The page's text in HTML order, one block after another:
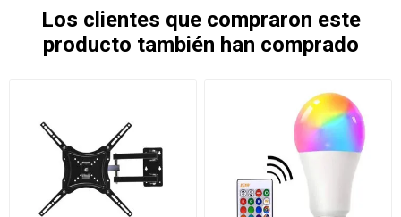
Los clientes que compraron este
producto también han comprado